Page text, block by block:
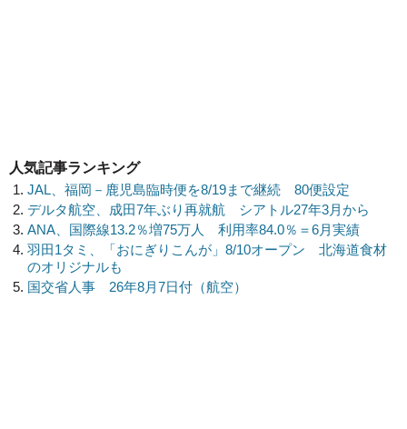
人気記事ランキング
JAL、福岡－鹿児島臨時便を8/19まで継続 80便設定
デルタ航空、成田7年ぶり再就航 シアトル27年3月から
ANA、国際線13.2％増75万人 利用率84.0％＝6月実績
羽田1タミ、「おにぎりこんが」8/10オープン 北海道食材
のオリジナルも
国交省人事 26年8月7日付（航空）